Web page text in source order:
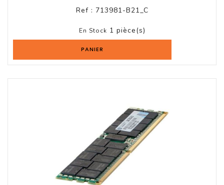
Ref : 713981-B21_C
En Stock 1 pièce(s)
PANIER